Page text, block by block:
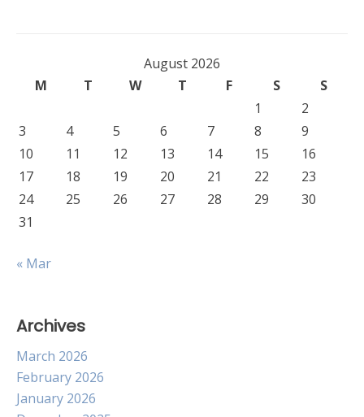
August 2026
M
T W T F S
S
1
2
3
4 5 6 7 8
9
10
11 12 13 14 15
16
17
18 19 20 21 22
23
24
25 26 27 28 29
30
31
« Mar
Archives
March 2026
February 2026
January 2026